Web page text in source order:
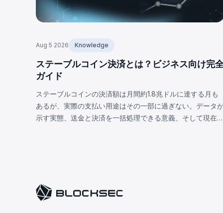
Aug 5 2026 Knowledge
ステーブルコイン決済とは？ビジネス向け完
ガイド
ステーブルコインの決済額は月間約1.8兆ドルに達する月も
あるが、実際の支払い用途はその一部に過ぎない。データ
示す実態、送金と決済を一括処理できる意義、そして現在